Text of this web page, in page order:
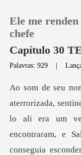
Loja
Histórico
Ele me
chefe
Capítulo 30
Palavras: 929 |
era um
encontraram, e
conseguia